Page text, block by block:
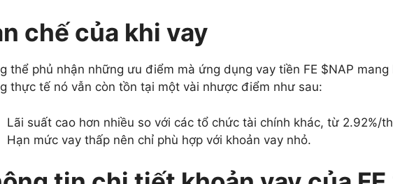
chế của khi vay
thể phủ nhận những ưu điểm mà ứng dụng vay tiền FE $NAP
thực tế nó vẫn còn tồn tại một vài nhược điểm như sau:
Lãi suất cao hơn nhiều so với các tổ chức tài chính khác, từ 2.92%/
Hạn mức vay thấp nên chỉ phù hợp với khoản vay nhỏ.